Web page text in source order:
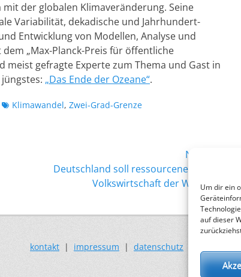
Um dir ein
auf dieser
mit der globalen Klimaveränderung. Seine
Variabilität, dekadische und Jahrhundert-
Entwicklung von Modellen, Analyse und
„Max-Planck-Preis für öffentliche
meist gefragte Experte zum Thema und Gast in
„Das Ende der Ozeane“.
Schlagworte
Klimawandel, Zwei-Grad-Grenze
Nächster →
Deutschland soll ressourceneffizienteste
Volkswirtschaft der Welt werden
kontakt | impressum | datenschutz